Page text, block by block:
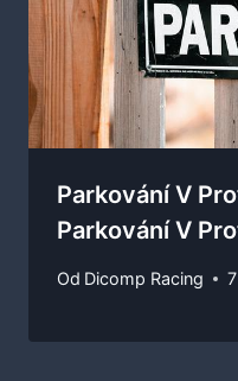
Parkování V
Parkování V
Od Dicomp Racing